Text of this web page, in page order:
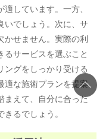
しています。一方、
いでしょう。次に、サ
かせません。実際の利
るサービスを選ぶこと
ングをしっかり受ける
適な施術プランを提案
まえて、自分に合った
るでしょう。